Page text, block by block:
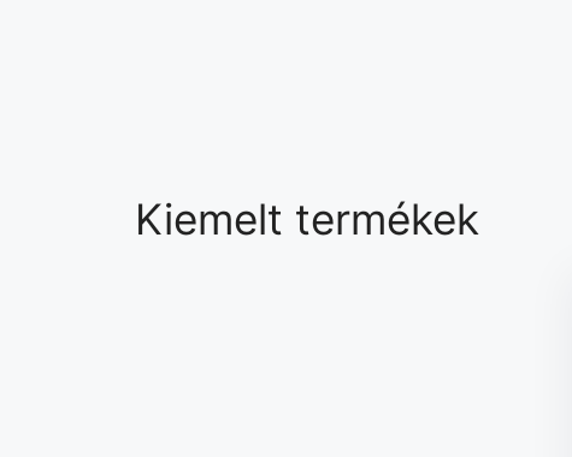
Kiemelt termékek